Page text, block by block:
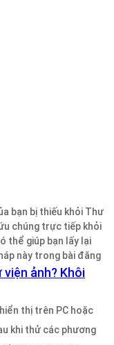
bạn bị thiếu khỏi Thư
chúng trực tiếp khỏi
thể giúp bạn lấy lại
này trong bài đăng
ảnh? Khôi
thị trên PC hoặc
khi thử các phương